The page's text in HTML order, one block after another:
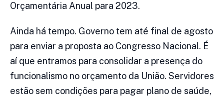
Orçamentária Anual para 2023.
Ainda há tempo. Governo tem até final de agosto
para enviar a proposta ao Congresso Nacional. É
aí que entramos para consolidar a presença do
funcionalismo no orçamento da União. Servidores
estão sem condições para pagar plano de saúde,